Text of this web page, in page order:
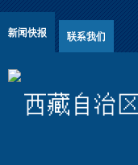
Jump to Content
新闻快报 联系我们
西藏自治